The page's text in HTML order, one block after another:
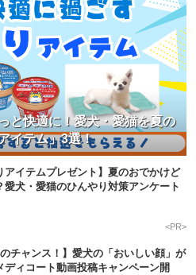
と快適に！愛犬・愛猫を夏の
イテム」3選！
アイテムプレゼント】夏のおでかけど
愛犬・愛猫のひんやり対策アンケート
<PR>
のチャンス！】愛犬の「おいしい顔」が
ディコート動画投稿キャンペーン開